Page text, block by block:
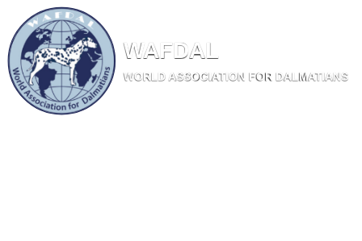
W AFDAL
WORL D ASSOC IATIONFORDALM ATIANS